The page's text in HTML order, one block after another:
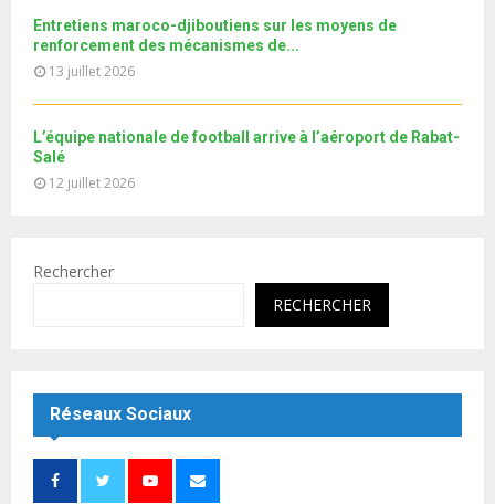
b
e
Entretiens maroco-djiboutiens sur les moyens de
renforcement des mécanismes de...
13 juillet 2026
L’équipe nationale de football arrive à l’aéroport de Rabat-
Salé
12 juillet 2026
Rechercher
RECHERCHER
Réseaux Sociaux